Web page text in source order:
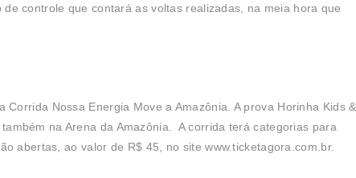
controle que contará as voltas realizadas, na meia hora que
Corrida Nossa Energia Move a Amazônia. A prova Horinha Kids &
na Arena da Amazônia. A corrida terá categorias para
abertas, ao valor de R$ 45, no sitewww.ticketagora.com.br.